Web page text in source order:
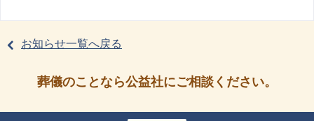
お知らせ一覧へ戻る
葬儀のことなら公益社にご相談ください。